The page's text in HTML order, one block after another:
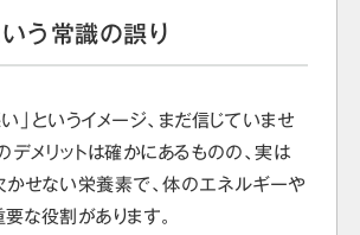
う常識の誤り
」というイメージ、まだ信じていませ
デメリットは確かにあるものの、実は
せない栄養素で、体のエネルギーや
な役割があります。